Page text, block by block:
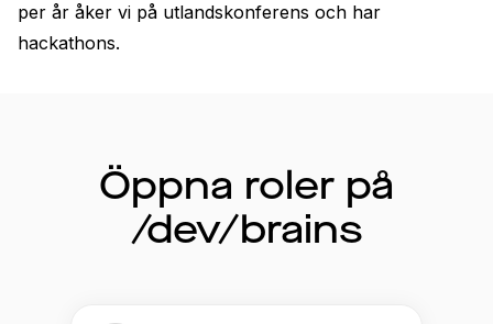
per år åker vi på utlandskonferens och har
hackathons.
Öppna roler på
/dev/brains